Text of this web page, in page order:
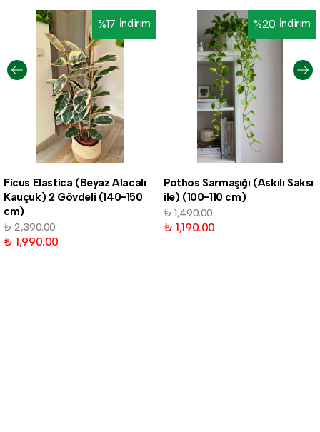
%17 İndirim
Ficus Elastica (Beyaz Alacalı
Kauçuk) 2 Gövdeli (140-150
cm)
₺ 2,390.00
₺ 1,990.00
%20 İndirim
Pothos Sarmaşığı (Askılı Saksı
ile) (100-110 cm)
₺ 1,490.00
₺ 1,190.00